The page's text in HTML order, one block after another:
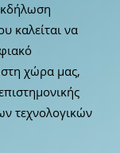
καλείται να
στη χώρα μας,
τεχνολογικών